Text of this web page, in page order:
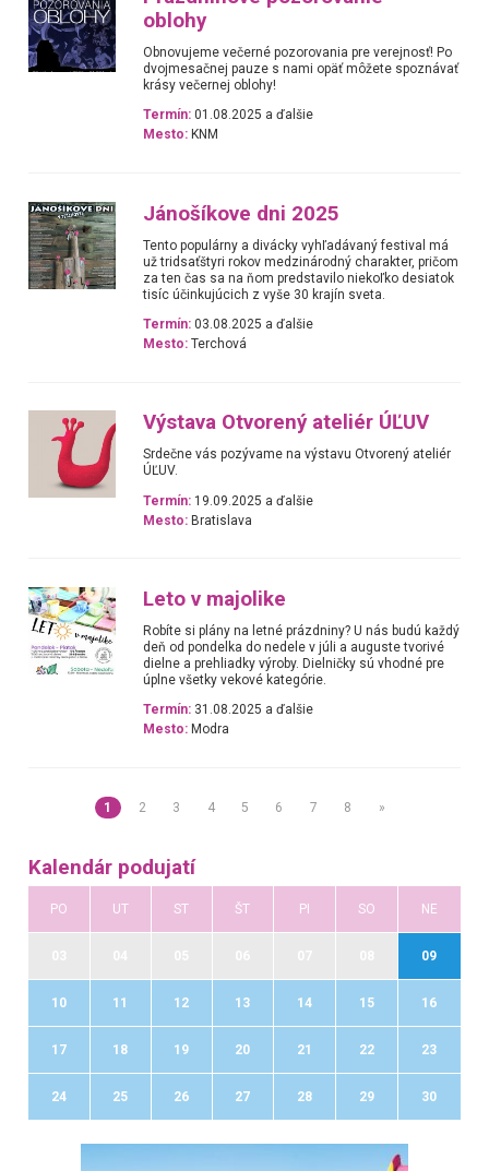
oblohy
Obnovujeme večerné pozorovania pre verejnosť! Po
dvojmesačnej pauze s nami opäť môžete spoznávať
krásy večernej oblohy!
Termín: 01.08.2025 a ďalšie
Mesto: KNM
Jánošíkove dni 2025
Tento populárny a divácky vyhľadávaný festival má
už tridsaťštyri rokov medzinárodný charakter, pričom
za ten čas sa na ňom predstavilo niekoľko desiatok
tisíc účinkujúcich z vyše 30 krajín sveta.
Termín: 03.08.2025 a ďalšie
Mesto: Terchová
Výstava Otvorený ateliér ÚĽUV
Srdečne vás pozývame na výstavu Otvorený ateliér
ÚĽUV.
Termín: 19.09.2025 a ďalšie
Mesto: Bratislava
Leto v majolike
Robíte si plány na letné prázdniny? U nás budú každý
deň od pondelka do nedele v júli a auguste tvorivé
dielne a prehliadky výroby. Dielničky sú vhodné pre
úplne všetky vekové kategórie.
Termín: 31.08.2025 a ďalšie
Mesto: Modra
1 2 3 4 5 6 7 8 »
Kalendár podujatí
PO UT ST ŠT PI SO NE
09
10 11 12 13 14 15 16
17 18 19 20 21 22 23
24 25 26 27 28 29 30